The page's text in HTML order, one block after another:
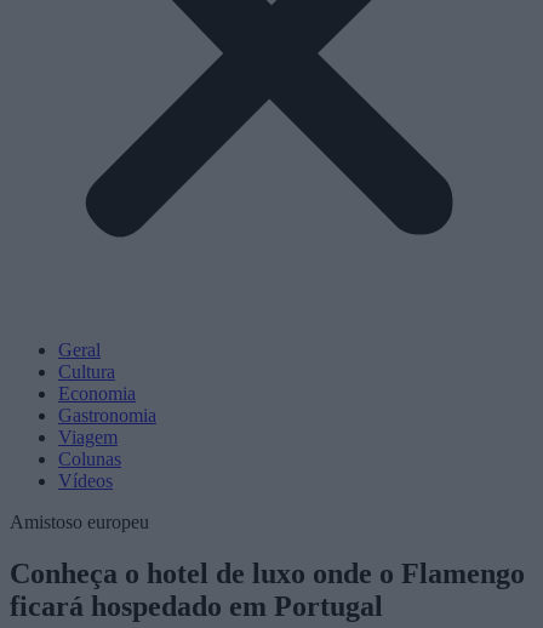
Geral
Cultura
Economia
Gastronomia
Viagem
Colunas
Vídeos
Amistoso europeu
Conheça o hotel de luxo onde o Flamengo
ficará hospedado em Portugal